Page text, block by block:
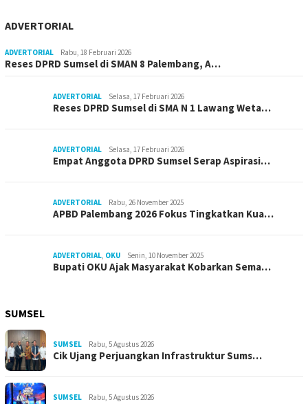
ADVERTORIAL
ADVERTORIAL Rabu, 18 Februari 2026
Reses DPRD Sumsel di SMAN 8 Palembang, A…
ADVERTORIAL Selasa, 17 Februari 2026
Reses DPRD Sumsel di SMA N 1 Lawang Weta…
ADVERTORIAL Selasa, 17 Februari 2026
Empat Anggota DPRD Sumsel Serap Aspirasi…
ADVERTORIAL Rabu, 26 November 2025
APBD Palembang 2026 Fokus Tingkatkan Kua…
ADVERTORIAL, OKU Senin, 10 November 2025
Bupati OKU Ajak Masyarakat Kobarkan Sema…
SUMSEL
SUMSEL Rabu, 5 Agustus 2026
Cik Ujang Perjuangkan Infrastruktur Sums…
SUMSEL Rabu, 5 Agustus 2026